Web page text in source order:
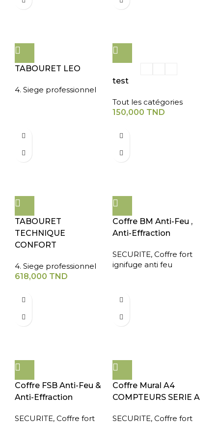
TABOURET LEO
4. Siege professionnel
test
Tout les catégories
150,000 TND
TABOURET
TECHNIQUE
CONFORT
4. Siege professionnel
618,000 TND
Coffre BM Anti-Feu ,
Anti-Effraction
SECURITE, Coffre fort
ignifuge anti feu
Coffre FSB Anti-Feu &
Anti-Effraction
SECURITE, Coffre fort
Coffre Mural A4
COMPTEURS SERIE A
SECURITE, Coffre fort